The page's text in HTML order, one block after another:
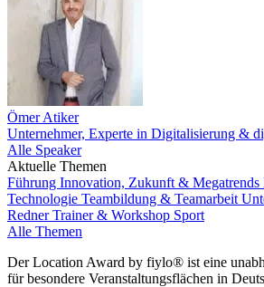
Ömer Atiker
Unternehmer, Experte in Digitalisierung &
Alle Speaker
Aktuelle Themen
Führung Innovation, Zukunft & Megatrends
Technologie Teambildung & Teamarbeit
RednerTrainer & Workshop Sport
Alle Themen
Der Location Award by fiylo® ist eine
für besondere Veranstaltungsflächen in